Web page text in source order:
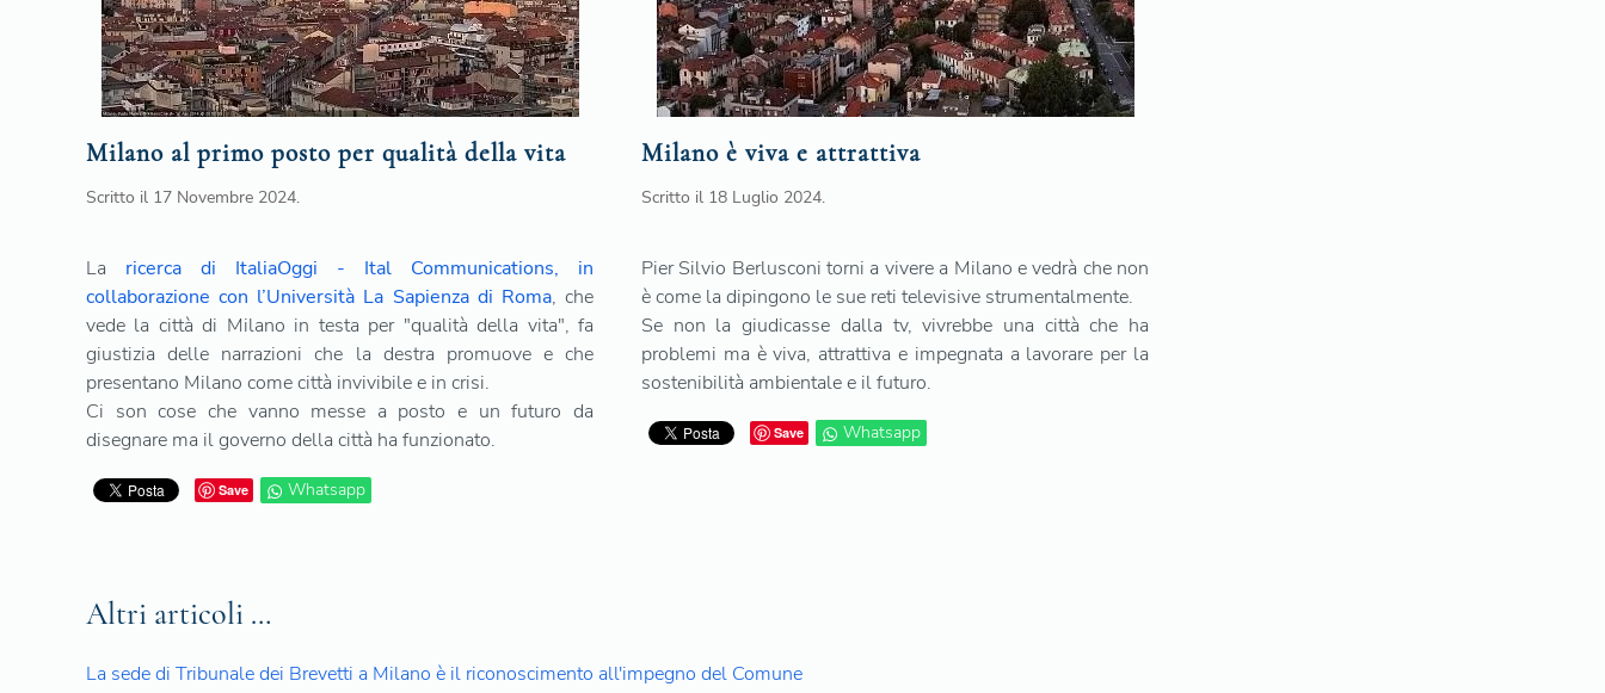
Milano al primo posto per qualità della vita
Scritto il 17 Novembre 2024.
La ricerca di ItaliaOggi - Ital Communications, in
collaborazione con l’Università La Sapienza di Roma, che
vede la città di Milano in testa per "qualità della vita", fa
giustizia delle narrazioni che la destra promuove e che
presentano Milano come città invivibile e in crisi.
Ci son cose che vanno messe a posto e un futuro da
disegnare ma il governo della città ha funzionato.
Save Whatsapp
Milano è viva e attrattiva
Scritto il 18 Luglio 2024.
Pier Silvio Berlusconi torni a vivere a Milano e vedrà che non
è come la dipingono le sue reti televisive strumentalmente.
Se non la giudicasse dalla tv, vivrebbe una città che ha
problemi ma è viva, attrattiva e impegnata a lavorare per la
sostenibilità ambientale e il futuro.
Save Whatsapp
Altri articoli …
La sede di Tribunale dei Brevetti a Milano è il riconoscimento all'impegno del Comune